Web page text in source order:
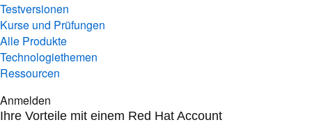
Testversionen
Kurse und Prüfungen
Alle Produkte
Technologiethemen
Ressourcen
Anmelden
Ihre Vorteile mit einem Red Hat Account